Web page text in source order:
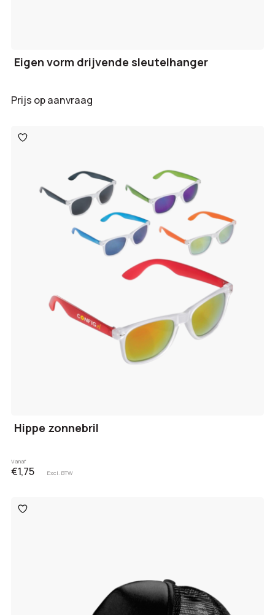
Eigen vorm drijvende sleutelhanger
Prijs op aanvraag
Toevoegen
aan
Hippe zonnebril
Vanaf
€1,75 Excl. BTW
Toevoegen
aan